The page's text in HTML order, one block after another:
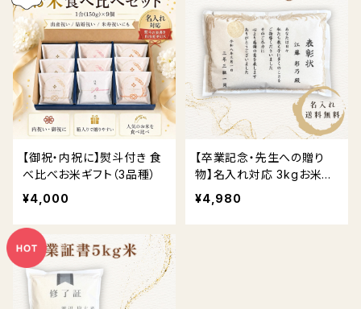
【御祝・内祝に】熨斗付き 食
べ比べお米ギフト（3品種）
¥4,000
【卒業記念・先生への贈り
物】名入れ対応 3kgお米ギ
フト 送料無料
¥4,980